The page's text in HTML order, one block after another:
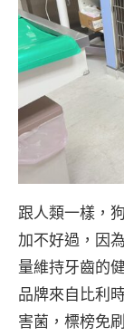
跟人類一樣，
加不好過，因
量維持牙齒的
品牌來自比利
害菌，標榜免